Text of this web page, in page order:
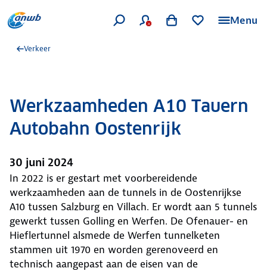
Menu
Verkeer
Werkzaamheden A10 Tauern
Autobahn Oostenrijk
30 juni 2024
In 2022 is er gestart met voorbereidende
werkzaamheden aan de tunnels in de Oostenrijkse
A10 tussen Salzburg en Villach. Er wordt aan 5 tunnels
gewerkt tussen Golling en Werfen. De Ofenauer- en
Hieflertunnel alsmede de Werfen tunnelketen
stammen uit 1970 en worden gerenoveerd en
technisch aangepast aan de eisen van de